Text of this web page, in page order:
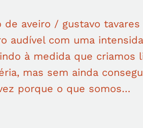
de aveiro / gustavo
audível com uma
à medida que criamos
mas sem ainda
porque o que somos…